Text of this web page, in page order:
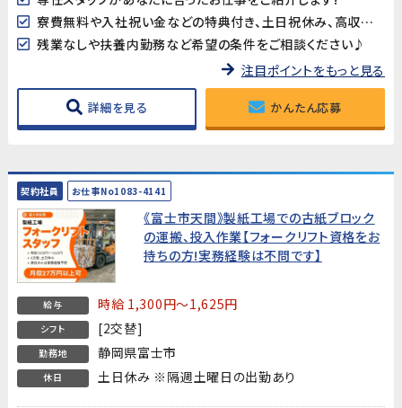
寮費無料や入社祝い金などの特典付き、土日祝休み、高収入など様々なお仕事を掲載中です
残業なしや扶養内勤務など希望の条件をご相談ください♪
注目ポイントをもっと見る
詳細を見る かんたん応募
契約社員 お仕事No1083-4141
《富士市天間》製紙工場での古紙ブロック
の運搬、投入作業【フォークリフト資格をお
持ちの方!実務経験は不問です】
給与 時給 1,300円～1,625円
シフト [2交替]
勤務地 静岡県富士市
休日 土日休み ※隔週土曜日の出勤あり